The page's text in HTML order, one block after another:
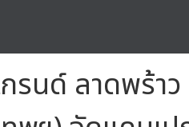
รนด์ ลาดพร้า